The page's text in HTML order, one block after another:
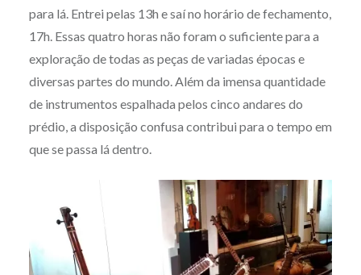
para lá. Entrei pelas 13h e saí no horário de fechamento,
17h. Essas quatro horas não foram o suficiente para a
exploração de todas as peças de variadas épocas e
diversas partes do mundo. Além da imensa quantidade
de instrumentos espalhada pelos cinco andares do
prédio, a disposição confusa contribui para o tempo em
que se passa lá dentro.